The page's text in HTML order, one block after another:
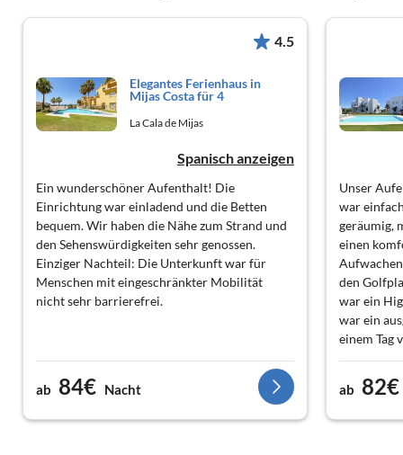
4.5
Elegantes Ferienhaus in
Mijas Costa für 4
La Cala de Mijas
Spanisch anzeigen
Ein wunderschöner Aufenthalt! Die
Einrichtung war einladend und die Betten
bequem. Wir haben die Nähe zum Strand und
den Sehenswürdigkeiten sehr genossen.
Einziger Nachteil: Die Unterkunft war für
Menschen mit eingeschränkter Mobilität
nicht sehr barrierefrei.
ab 84€ Nacht
Unser
war
geräumig,
einen
den
war ein
war ein
einem Tag
und wir
Insgesamt
ab 82€